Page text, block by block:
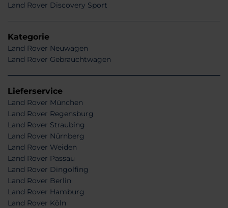
Land Rover Discovery Sport
Kategorie
Land Rover Neuwagen
Land Rover Gebrauchtwagen
Lieferservice
Land Rover München
Land Rover Regensburg
Land Rover Straubing
Land Rover Nürnberg
Land Rover Weiden
Land Rover Passau
Land Rover Dingolfing
Land Rover Berlin
Land Rover Hamburg
Land Rover Köln